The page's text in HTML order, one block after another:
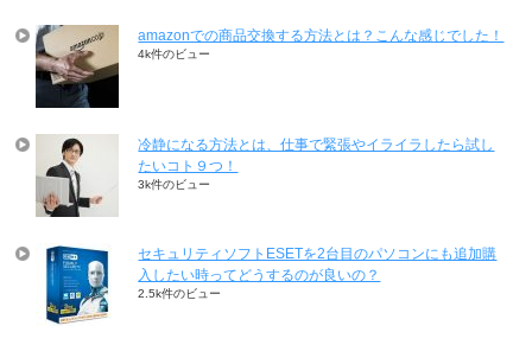
amazonでの商品交換する方法とは？こんな感じでした！
4k件のビュー
冷静になる方法とは、仕事で緊張やイライラしたら試し
たいコト９つ！
3k件のビュー
セキュリティソフトESETを2台目のパソコンにも追加購
入したい時ってどうするのが良いの？
2.5k件のビュー